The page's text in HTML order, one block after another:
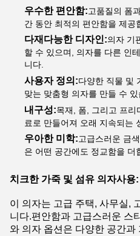
우수한 편안함:고품질의 폼
간 동안 최적의 편안함을 제공
다재다능한 디자인:의자 기
할 수 있으며, 의자를 다른 인
니다.
사용자 정의:다양한 직물 및
맞는 맞춤형 의자를 만들 수 있
내구성:목재, 폼, 그리고 프리
료로 만들어져 오래 지속되는
우아한 미학:고급스러운 금
은 어떤 공간에도 정교함을 더
치크한 가죽 및 섬유 의자사용:
이 의자는 고급 주택, 사무실,
니다.편안함과 고급스러운 스
와 의자 옵션은 다양한 공간과